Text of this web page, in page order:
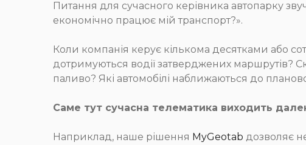
Питання для сучасного керівника автопарку
економічно працює мій транспорт?».
Коли компанія керує кількома десятками або
дотримуються водії затверджених маршрутів?
паливо? Які автомобілі наближаються до
Саме тут сучасна телематика виходить
Наприклад, наше рішення MyGeotab дозволяє